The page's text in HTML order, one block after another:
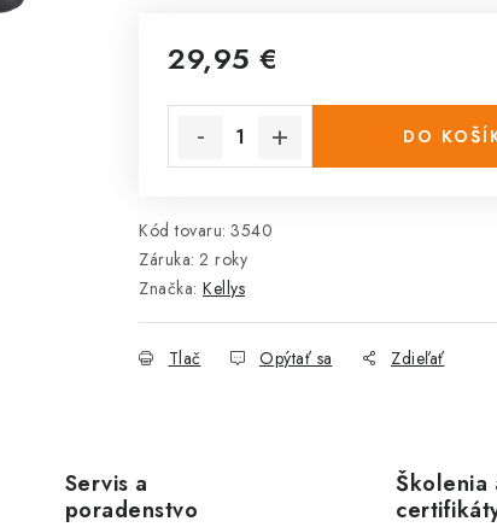
29,95 €
DO
Kód tovaru: 3540
Záruka: 2 roky
Značka: Kellys
Tlač Opýtať sa Zdieľať
Servis a
poradenstvo
Školenia